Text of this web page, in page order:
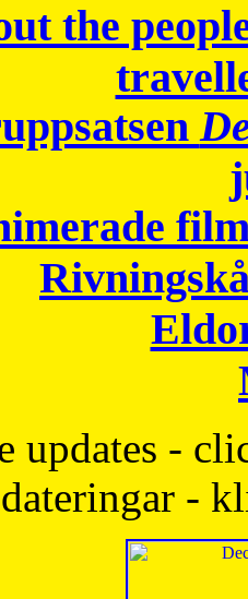
the
updates -
-